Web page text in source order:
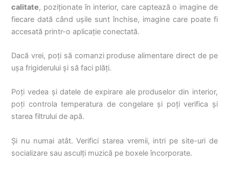
calitate, poziționate în interior, care captează o imagine de
fiecare dată când ușile sunt închise, imagine care poate fi
accesată printr-o aplicație conectată.
Dacă vrei, poți să comanzi produse alimentare direct de pe
ușa frigiderului și să faci plăți.
Poți vedea și datele de expirare ale produselor din interior,
poți controla temperatura de congelare și poți verifica și
starea filtrului de apă.
Și nu numai atât. Verifici starea vremii, intri pe site-uri de
socializare sau asculți muzică pe boxele încorporate.